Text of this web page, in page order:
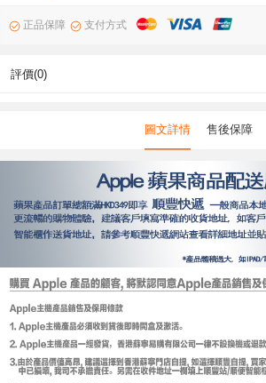
正品保障 支付方式
評價(0)
圖文詳情 售後保障